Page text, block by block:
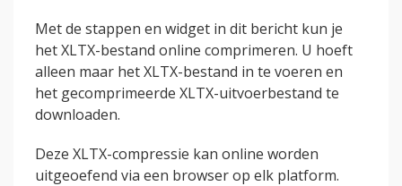
Met de stappen en widget in dit bericht kun je
het XLTX-bestand online comprimeren. U hoeft
alleen maar het XLTX-bestand in te voeren en
het gecomprimeerde XLTX-uitvoerbestand te
downloaden.
Deze XLTX-compressie kan online worden
uitgeoefend via een browser op elk platform.